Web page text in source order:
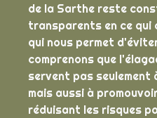
de la Sarthe reste
transparents en ce qui
qui nous permet
comprenons que
servent pas seulement
mais aussi à
réduisant les risques